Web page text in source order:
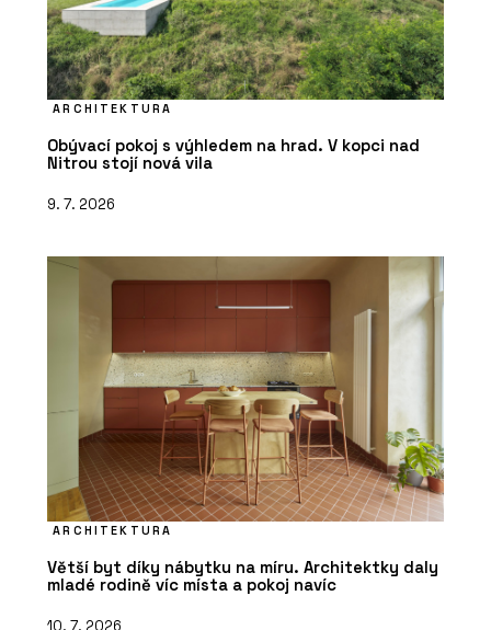
ARCHITEKTURA
Obývací pokoj s výhledem na hrad. V kopci nad
Nitrou stojí nová vila
9. 7. 2026
ARCHITEKTURA
Větší byt díky nábytku na míru. Architektky daly
mladé rodině víc místa a pokoj navíc